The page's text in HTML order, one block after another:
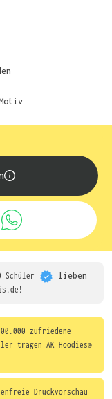
Schüler
lieben
zufriedene
tragen AK Hoodies®
Druckvorschau